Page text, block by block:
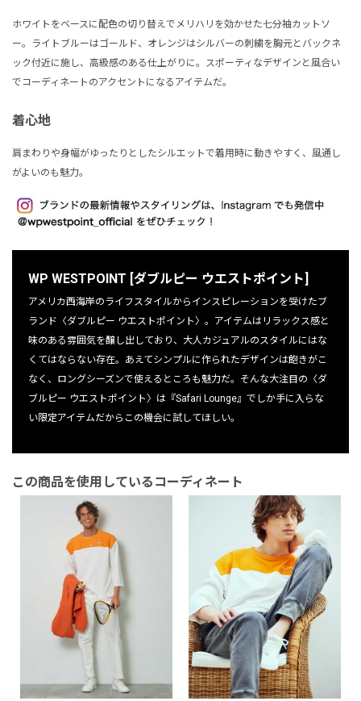
ホワイトをベースに配色の切り替えでメリハリを効かせた七分袖カットソ
ー。ライトブルーはゴールド、オレンジはシルバーの刺繍を胸元とバックネ
ック付近に施し、高級感のある仕上がりに。スポーティなデザインと風合い
でコーディネートのアクセントになるアイテムだ。
着心地
肩まわりや身幅がゆったりとしたシルエットで着用時に動きやすく、風通し
がよいのも魅力。
WP WESTPOINT [ダブルピー ウエストポイント]
アメリカ西海岸のライフスタイルからインスピレーションを受けたブ
ランド〈ダブルピー ウエストポイント〉。アイテムはリラックス感と
味のある雰囲気を醸し出しており、大人カジュアルのスタイルにはな
くてはならない存在。あえてシンプルに作られたデザインは飽きがこ
なく、ロングシーズンで使えるところも魅力だ。そんな大注目の〈ダ
ブルピー ウエストポイント〉は『Safari Lounge』でしか手に入らな
い限定アイテムだからこの機会に試してほしい。
この商品を使用しているコーディネート